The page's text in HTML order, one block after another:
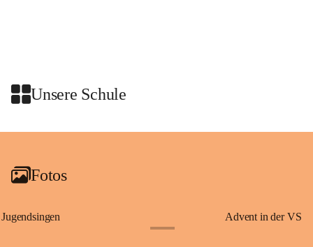
Unsere Schule
+2
Fotos
Jugendsingen Advent in der VS